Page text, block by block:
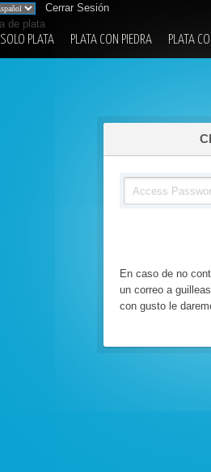
Cerrar Sesión
SOLO PLATA PLATA CON PIEDRA PLATA
En caso de no
un correo a
con gusto le